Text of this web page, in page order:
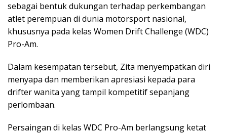
sebagai bentuk dukungan terhadap perkembangan
atlet perempuan di dunia motorsport nasional,
khususnya pada kelas Women Drift Challenge (WDC)
Pro-Am.
Dalam kesempatan tersebut, Zita menyempatkan diri
menyapa dan memberikan apresiasi kepada para
drifter wanita yang tampil kompetitif sepanjang
perlombaan.
Persaingan di kelas WDC Pro-Am berlangsung ketat